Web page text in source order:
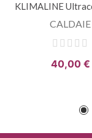
KLIMALINE
CALDAIE
40,00 €